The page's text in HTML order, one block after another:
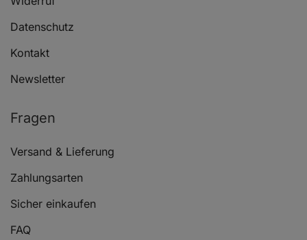
Technische Daten
Bremssystem: BOSCH, Vollsatz, für OE-Nummer:
Datenschutz
Kontakt
Newsletter
Fragen
Versand & Lieferung
Zahlungsarten
Sicher einkaufen
FAQ